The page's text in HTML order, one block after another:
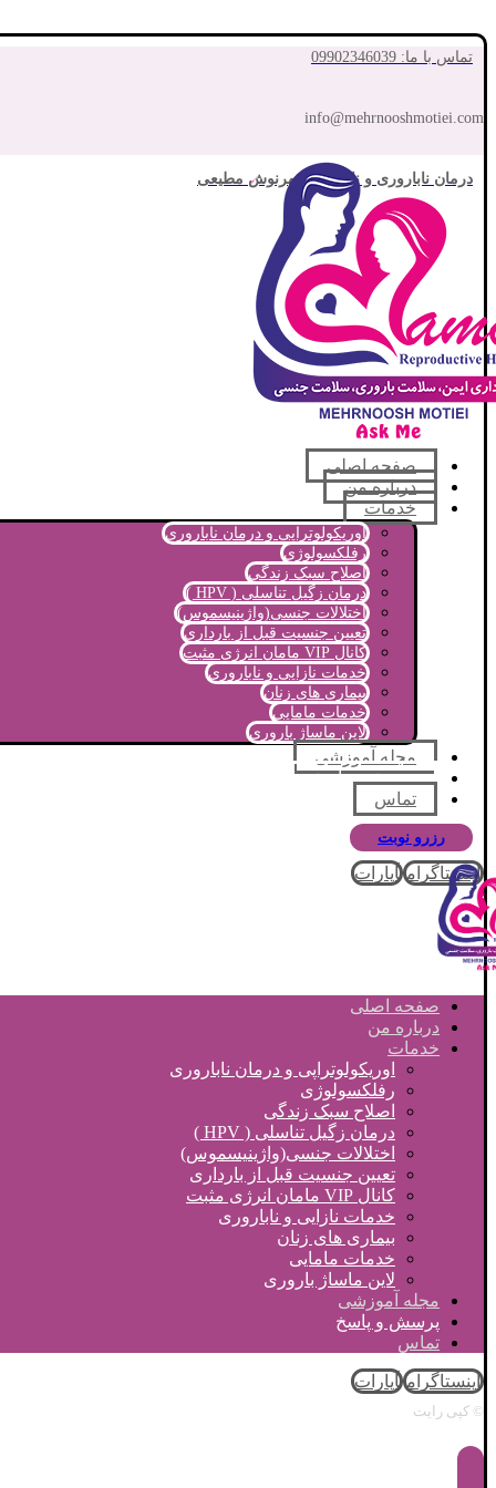
تماس با ما: 09902346039
info@mehrnooshmotiei.com
درمان ناباروری و نازایی با مهرنوش مطیعی
صفحه اصلی
درباره من
خدمات
اوریکولوتراپی و درمان ناباروری
رفلکسولوژی
اصلاح سبک زندگی
درمان زگیل تناسلی ( HPV )
اختلالات جنسی(واژینیسموس)
تعیین جنسیت قبل از بارداری
کانال VIP مامان انرژی مثبت
خدمات نازایی و ناباروری
بیماری های زنان
خدمات مامایی
لاین ماساژ باروری
مجله آموزشی
پرسش و پاسخ
تماس
رزرو نوبت
اینستاگرام آپارات
صفحه اصلی
درباره من
خدمات
اوریکولوتراپی و درمان ناباروری
رفلکسولوژی
اصلاح سبک زندگی
درمان زگیل تناسلی ( HPV )
اختلالات جنسی(واژینیسموس)
تعیین جنسیت قبل از بارداری
کانال VIP مامان انرژی مثبت
خدمات نازایی و ناباروری
بیماری های زنان
خدمات مامایی
لاین ماساژ باروری
مجله آموزشی
پرسش و پاسخ
تماس
اینستاگرام آپارات
© کپی رایت